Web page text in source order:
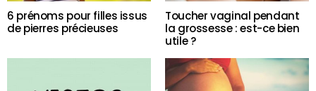
6 prénoms pour filles issus
de pierres précieuses
Toucher vaginal pendant
la grossesse : est-ce bien
utile ?